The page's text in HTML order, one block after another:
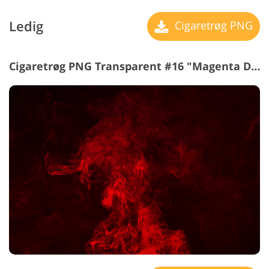
Ledig Cigaretrøg PNG
Cigaretrøg PNG Transparent #16 "Magenta Dreams"